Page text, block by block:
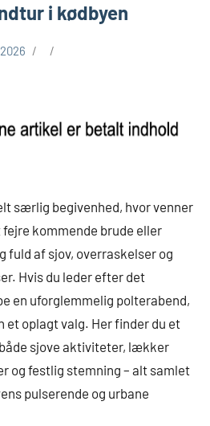
i kødbyen
særlig begivenhed, hvor venner
kommende brude eller
fuld af sjov, overraskelser og
Hvis du leder efter det
en uforglemmelig polterabend,
et oplagt valg. Her finder du et
sjove aktiviteter, lækker
og festlig stemning – alt samlet
pulserende og urbane